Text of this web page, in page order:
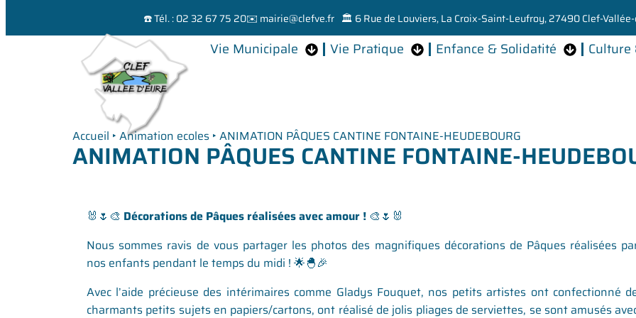
☎️ Tél. : 02 32 67 75 20✉️ mairie@clefve.fr 🏛️ 6 Rue de Louviers, La Croix-Saint-Leufroy, 27490 Clef-
Vie Municipale Vie Pratique Enfance & Solidatité Culture
Accueil ‣ Animation ecoles ‣ ANIMATION PÂQUES CANTINE FONTAINE-HEUDEBOURG
ANIMATION PÂQUES CANTINE FONTAINE-
🐰🌷🎨 Décorations de Pâques réalisées avec amour ! 🎨🌷🐰
Nous sommes ravis de vous partager les photos des magnifiques décorations de Pâques réalisées
nos enfants pendant le temps du midi ! 🌟🐣🎉
Avec l’aide précieuse des intérimaires comme Gladys Fouquet, nos petits artistes ont confectionné
charmants petits sujets en papiers/cartons, ont réalisé de jolis pliages de serviettes, se sont amusés